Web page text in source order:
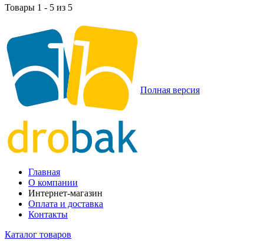
Товары 1 - 5 из 5
Полная версия
Главная
О компании
Интернет-магазин
Оплата и доставка
Контакты
Каталог товаров